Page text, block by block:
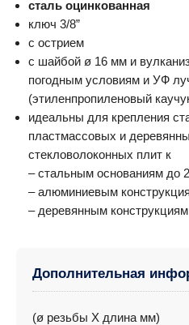
сталь оцинкованная
ключ 3/8”
с острием
с шайбой ø 16 мм и
погодным условиям и УФ
(этиленпропиленовый
идеальны для крепления
пластмассовых и
стекловолоконных плит к
– стальным основаниям до
– алюминиевым
– деревянным конструкциям
Дополнительная
(ø резьбы Х длина мм)